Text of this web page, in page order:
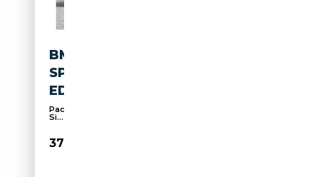
BMW X4 XDRIVE20I M
SPORT+DA+PA+HIFI+ADAPT.L
ED
Pack Sport, Climatisation automatique, 3 zones,
Si...
37 100€